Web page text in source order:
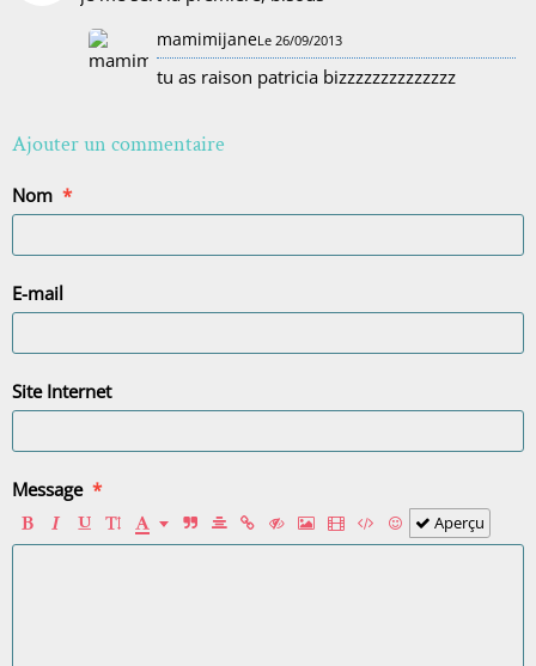
mamimijaneLe 26/09/2013
tu as raison patricia bizzzzzzzzzzzzzz
Ajouter un commentaire
Nom
E-mail
Site Internet
Message
Aperçu